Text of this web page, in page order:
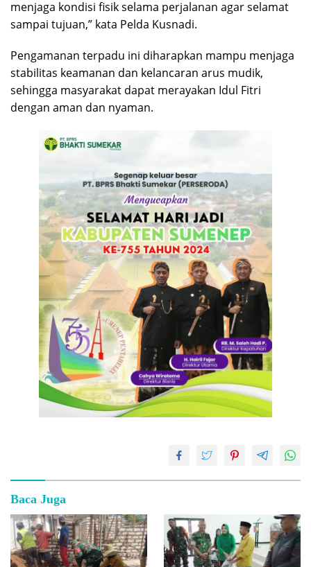
menjaga kondisi fisik selama perjalanan agar selamat
sampai tujuan,” kata Pelda Kusnadi.
Pengamanan terpadu ini diharapkan mampu menjaga
stabilitas keamanan dan kelancaran arus mudik,
sehingga masyarakat dapat merayakan Idul Fitri
dengan aman dan nyaman.
Baca Juga